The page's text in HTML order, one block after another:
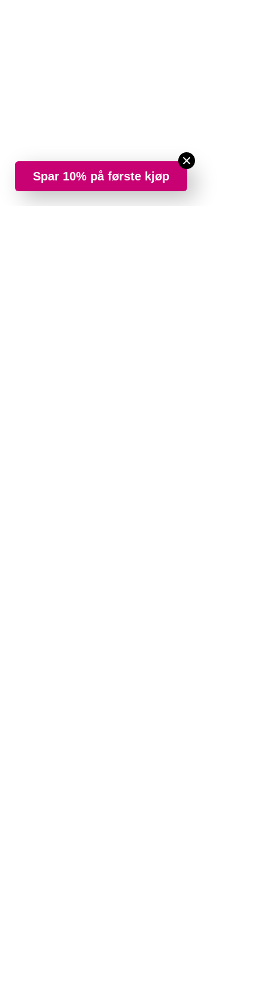
Spar 10% på første kjøp